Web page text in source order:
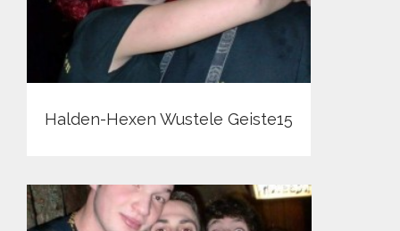
Halden-Hexen Wustele Geiste15